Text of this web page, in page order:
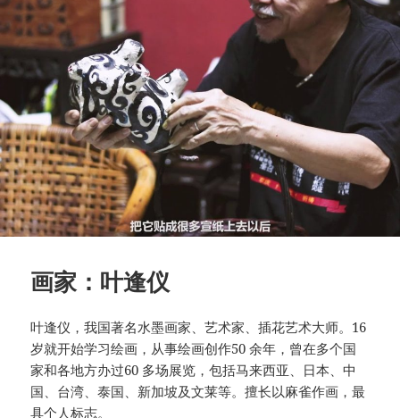
画家：叶逢仪
叶逢仪，我国著名水墨画家、艺术家、插花艺术大师。16
岁就开始学习绘画，从事绘画创作50 余年，曾在多个国
家和各地方办过60 多场展览，包括马来西亚、日本、中
国、台湾、泰国、新加坡及文莱等。擅长以麻雀作画，最
具个人标志。